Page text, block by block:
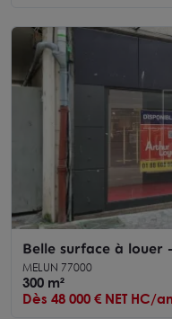
Belle surface à louer
MELUN 77000
300 m²
Dès 48 000 € NET HC/an